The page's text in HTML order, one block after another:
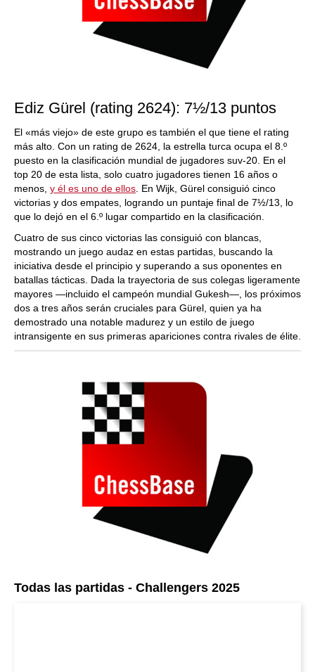
Ediz Gürel (rating 2624): 7½/13 puntos
El «más viejo» de este grupo es también el que tiene el rating
más alto. Con un rating de 2624, la estrella turca ocupa el 8.º
puesto en la clasificación mundial de jugadores suv-20. En el
top 20 de esta lista, solo cuatro jugadores tienen 16 años o
menos, y él es uno de ellos . En Wijk, Gürel consiguió cinco
victorias y dos empates, logrando un puntaje final de 7½/13, lo
que lo dejó en el 6.º lugar compartido en la clasificación.
Cuatro de sus cinco victorias las consiguió con blancas,
mostrando un juego audaz en estas partidas, buscando la
iniciativa desde el principio y superando a sus oponentes en
batallas tácticas. Dada la trayectoria de sus colegas ligeramente
mayores —incluido el campeón mundial Gukesh—, los próximos
dos a tres años serán cruciales para Gürel, quien ya ha
demostrado una notable madurez y un estilo de juego
intransigente en sus primeras apariciones contra rivales de élite.
Todas las partidas - Challengers 2025